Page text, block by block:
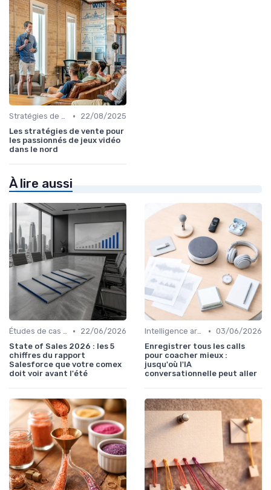
Stratégies de vente omnicanal •
22/08/2025
Les stratégies de vente pour
les passionnés de jeux vidéo
dans le nord
À lire aussi
Études de cas et exemples •
22/06/2026
State of Sales 2026 : les 5
chiffres du rapport
Salesforce que votre comex
doit voir avant l'été
Intelligence artificielle en vente • 03/06/2026
Enregistrer tous les calls
pour coacher mieux :
jusqu'où l'IA
conversationnelle peut aller